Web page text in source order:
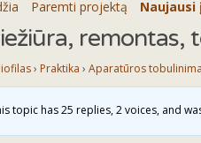
Paremti projektą Naujausi
remontas,
› Praktika › Aparatūros
topic has 25 replies, 2 voices, and